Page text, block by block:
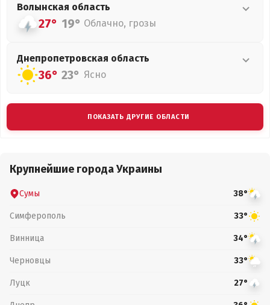
Волынская область
27° 19° Облачно, грозы
Днепропетровская область
36° 23° Ясно
ПОКАЗАТЬ ДРУГИЕ ОБЛАСТИ
Крупнейшие города Украины
Сумы 38°
Симферополь 33°
Винница 34°
Черновцы 33°
Луцк 27°